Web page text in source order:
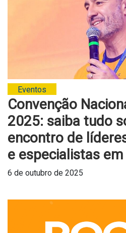
Eventos
Convenção
2025: saiba tudo
encontro de
e especialistas
6 de outubro de 2025